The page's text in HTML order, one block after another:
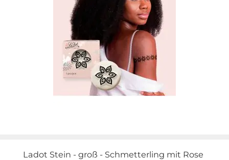
Ladot Stein - groß - Schmetterling mit Rose